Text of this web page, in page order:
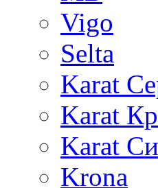
Vigo
Selta
Karat
Karat
Karat
Krona